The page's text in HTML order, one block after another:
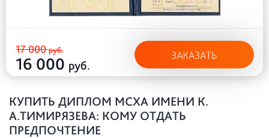
17 000руб.
16 000 руб.
ЗАКАЗАТЬ
КУПИТЬ ДИПЛОМ МСХА ИМЕНИ К.
А.ТИМИРЯЗЕВА: КОМУ ОТДАТЬ
ПРЕДПОЧТЕНИЕ